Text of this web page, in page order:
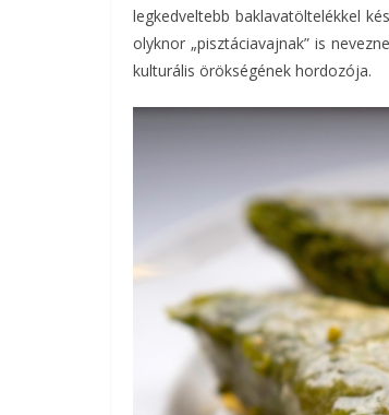
legkedveltebb baklavatöltelékkel
olyknor „pisztáciavajnak” is
kulturális örökségének hordozója.